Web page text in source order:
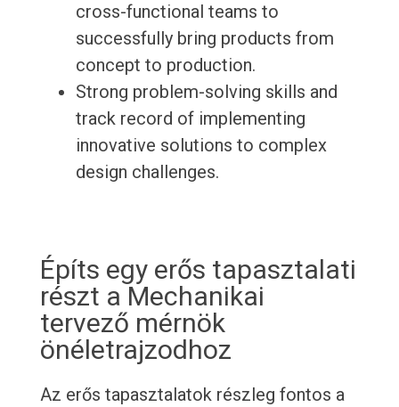
cross-functional teams to
successfully bring products from
concept to production.
Strong problem-solving skills and
track record of implementing
innovative solutions to complex
design challenges.
Építs egy erős tapasztalati
részt a Mechanikai
tervező mérnök
önéletrajzodhoz
Az erős tapasztalatok részleg fontos a